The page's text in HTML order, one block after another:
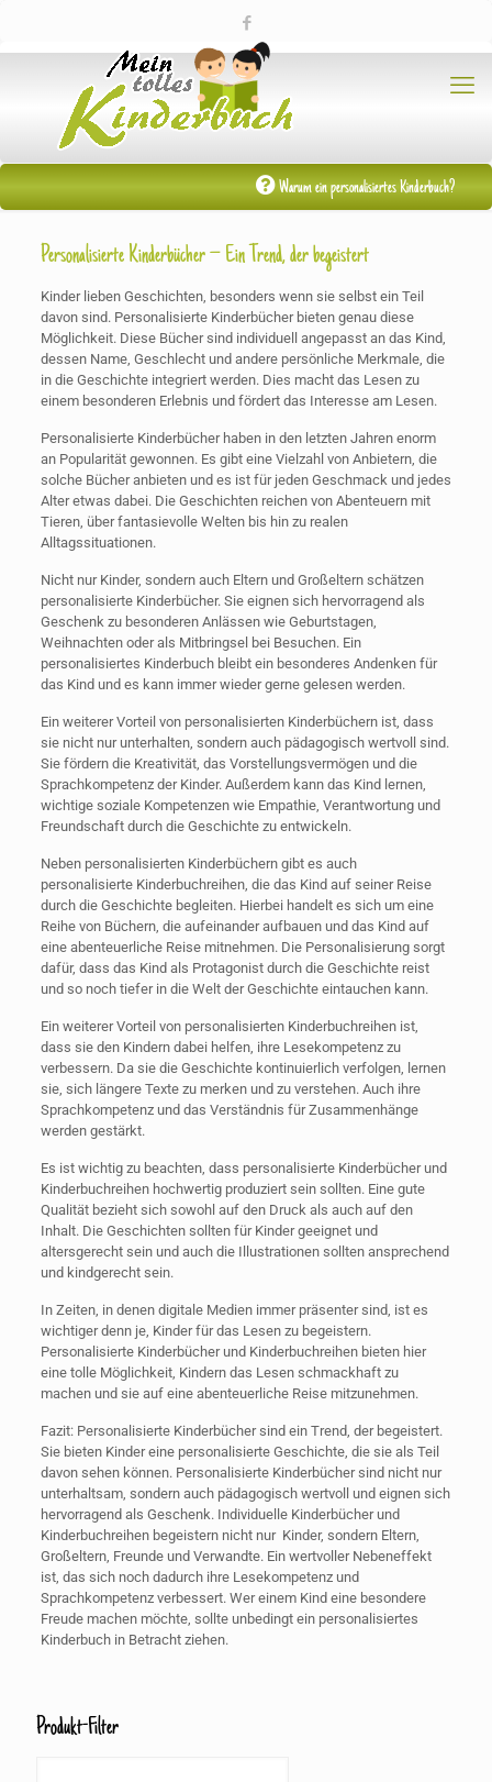
Warum ein personalisiertes Kinderbuch?
Personalisierte Kinderbücher – Ein Trend, der begeistert
Kinder lieben Geschichten, besonders wenn sie selbst ein Teil
davon sind. Personalisierte Kinderbücher bieten genau diese
Möglichkeit. Diese Bücher sind individuell angepasst an das Kind,
dessen Name, Geschlecht und andere persönliche Merkmale, die
in die Geschichte integriert werden. Dies macht das Lesen zu
einem besonderen Erlebnis und fördert das Interesse am Lesen.
Personalisierte Kinderbücher haben in den letzten Jahren enorm
an Popularität gewonnen. Es gibt eine Vielzahl von Anbietern, die
solche Bücher anbieten und es ist für jeden Geschmack und jedes
Alter etwas dabei. Die Geschichten reichen von Abenteuern mit
Tieren, über fantasievolle Welten bis hin zu realen
Alltagssituationen.
Nicht nur Kinder, sondern auch Eltern und Großeltern schätzen
personalisierte Kinderbücher. Sie eignen sich hervorragend als
Geschenk zu besonderen Anlässen wie Geburtstagen,
Weihnachten oder als Mitbringsel bei Besuchen. Ein
personalisiertes Kinderbuch bleibt ein besonderes Andenken für
das Kind und es kann immer wieder gerne gelesen werden.
Ein weiterer Vorteil von personalisierten Kinderbüchern ist, dass
sie nicht nur unterhalten, sondern auch pädagogisch wertvoll sind.
Sie fördern die Kreativität, das Vorstellungsvermögen und die
Sprachkompetenz der Kinder. Außerdem kann das Kind lernen,
wichtige soziale Kompetenzen wie Empathie, Verantwortung und
Freundschaft durch die Geschichte zu entwickeln.
Neben personalisierten Kinderbüchern gibt es auch
personalisierte Kinderbuchreihen, die das Kind auf seiner Reise
durch die Geschichte begleiten. Hierbei handelt es sich um eine
Reihe von Büchern, die aufeinander aufbauen und das Kind auf
eine abenteuerliche Reise mitnehmen. Die Personalisierung sorgt
dafür, dass das Kind als Protagonist durch die Geschichte reist
und so noch tiefer in die Welt der Geschichte eintauchen kann.
Ein weiterer Vorteil von personalisierten Kinderbuchreihen ist,
dass sie den Kindern dabei helfen, ihre Lesekompetenz zu
verbessern. Da sie die Geschichte kontinuierlich verfolgen, lernen
sie, sich längere Texte zu merken und zu verstehen. Auch ihre
Sprachkompetenz und das Verständnis für Zusammenhänge
werden gestärkt.
Es ist wichtig zu beachten, dass personalisierte Kinderbücher und
Kinderbuchreihen hochwertig produziert sein sollten. Eine gute
Qualität bezieht sich sowohl auf den Druck als auch auf den
Inhalt. Die Geschichten sollten für Kinder geeignet und
altersgerecht sein und auch die Illustrationen sollten ansprechend
und kindgerecht sein.
In Zeiten, in denen digitale Medien immer präsenter sind, ist es
wichtiger denn je, Kinder für das Lesen zu begeistern.
Personalisierte Kinderbücher und Kinderbuchreihen bieten hier
eine tolle Möglichkeit, Kindern das Lesen schmackhaft zu
machen und sie auf eine abenteuerliche Reise mitzunehmen.
Fazit: Personalisierte Kinderbücher sind ein Trend, der begeistert.
Sie bieten Kinder eine personalisierte Geschichte, die sie als Teil
davon sehen können. Personalisierte Kinderbücher sind nicht nur
unterhaltsam, sondern auch pädagogisch wertvoll und eignen sich
hervorragend als Geschenk. Individuelle Kinderbücher und
Kinderbuchreihen begeistern nicht nur Kinder, sondern Eltern,
Großeltern, Freunde und Verwandte. Ein wertvoller Nebeneffekt
ist, das sich noch dadurch ihre Lesekompetenz und
Sprachkompetenz verbessert. Wer einem Kind eine besondere
Freude machen möchte, sollte unbedingt ein personalisiertes
Kinderbuch in Betracht ziehen.
Produkt-Filter